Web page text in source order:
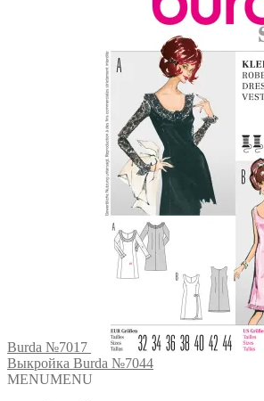
Burda №7017
Выкройка Burda №7044
MENUMENU